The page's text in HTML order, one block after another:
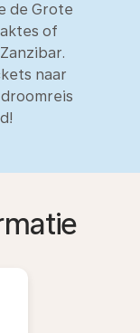
de Grote
of
naar